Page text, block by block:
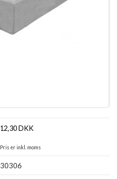
12,30DKK
Pris er inkl. moms
30306